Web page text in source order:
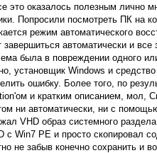
это оказалось полезным лично
Попросили посмотреть ПК на
режим автоматического
завершиться автоматически и
была в повреждении одного
установщик Windows и
ошибку. Более того, по
и кратким описанием, мол,
ни автоматически, ни с
VHD образ системного
с Win7 PE и просто скопировал
не забыв конечно сохранить и